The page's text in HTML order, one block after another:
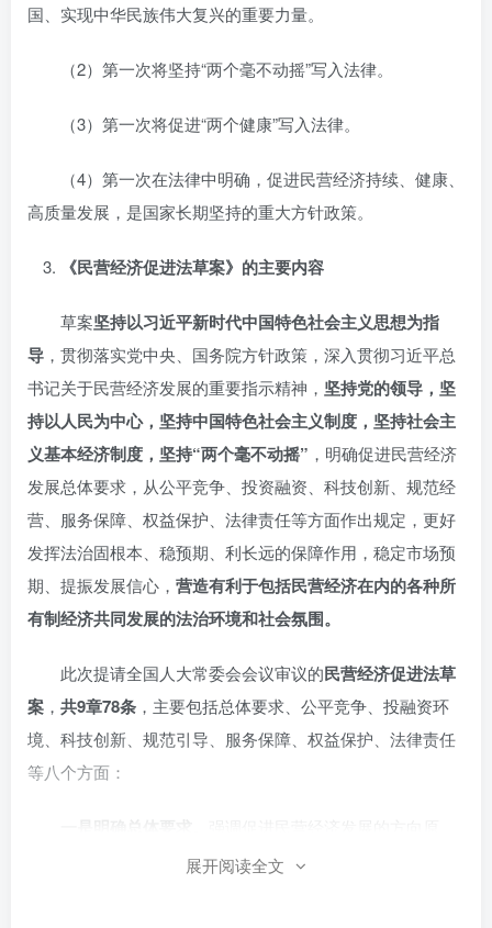
国、实现中华民族伟大复兴的重要力量。
（2）第一次将坚持“两个毫不动摇”写入法律。
（3）第一次将促进“两个健康”写入法律。
（4）第一次在法律中明确，促进民营经济持续、健康、
高质量发展，是国家长期坚持的重大方针政策。
《民营经济促进法草案》的主要内容
草案坚持以习近平新时代中国特色社会主义思想为指
导 ，贯彻落实党中央、国务院方针政策，深入贯彻习近平总
书记关于民营经济发展的重要指示精神， 坚持党的领导，坚
持以人民为中心，坚持中国特色社会主义制度，坚持社会主
义基本经济制度，坚持“两个毫不动摇” ，明确促进民营经济
发展总体要求，从公平竞争、投资融资、科技创新、规范经
营、服务保障、权益保护、法律责任等方面作出规定，更好
发挥法治固根本、稳预期、利长远的保障作用，稳定市场预
期、提振发展信心， 营造有利于包括民营经济在内的各种所
有制经济共同发展的法治环境和社会氛围。
此次提请全国人大常委会会议审议的民营经济促进法草
案 ， 共9章78条 ，主要包括总体要求、公平竞争、投融资环
境、科技创新、规范引导、服务保障、权益保护、法律责任
等八个方面：
则，确保民营经济发展的正确政治方向，明确促进民营经济
展开阅读全文